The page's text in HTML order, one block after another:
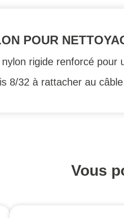
POUR
rigide renforcé
8/32 à rattacher au
Vous